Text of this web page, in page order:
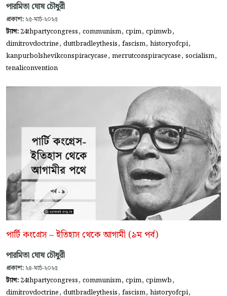
পারমিতা ঘোষ চৌধুরী
প্রকাশ: ২৫-মার্চ-২০২৫
ট্যাগ: 24thpartycongress, communism, cpim, cpimwb,
dimitrovdoctrine, duttbradleythesis, fascism, historyofcpi,
kanpurbolshevikconspiracycase, merrutconspiracycase, socialism,
tenaliconvention
পার্টি কংগ্রেস – ইতিহাস থেকে আগামী (৯ম পর্ব)
পারমিতা ঘোষ চৌধুরী
প্রকাশ: ২৪-মার্চ-২০২৫
ট্যাগ: 24thpartycongress, communism, cpim, cpimwb,
dimitrovdoctrine, duttbradleythesis, fascism, historyofcpi,